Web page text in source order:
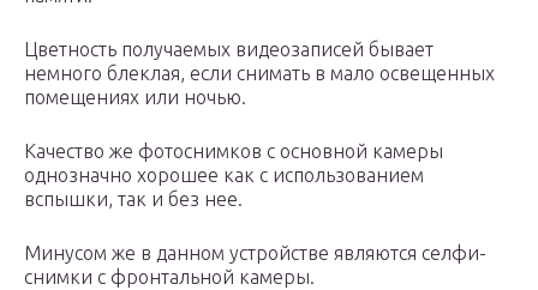
Цветность получаемых видеозаписей бывает
немного блеклая, если снимать в мало освещенных
помещениях или ночью.
Качество же фотоснимков с основной камеры
однозначно хорошее как с использованием
вспышки, так и без нее.
Минусом же в данном устройстве являются селфи-
снимки с фронтальной камеры.